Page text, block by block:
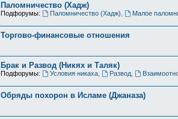
Паломничество (Хадж)
Подфорумы: Паломничество (Хадж) Малое
Торгово-финансовые отношения
Брак и Развод (Никях и Таляк)
Подфорумы: Условия никаха, Развод,
Обряды похорон в Исламе (Джаназа)